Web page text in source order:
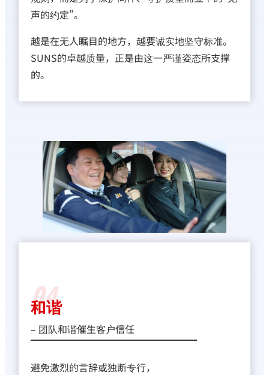
声的约定”。
越是在无人瞩目的地方，越要诚实地坚守标准。
SUNS的卓越质量，正是由这一严谨姿态所支撑
的。
04
和谐
– 团队和谐催生客户信任
避免激烈的言辞或独断专行，